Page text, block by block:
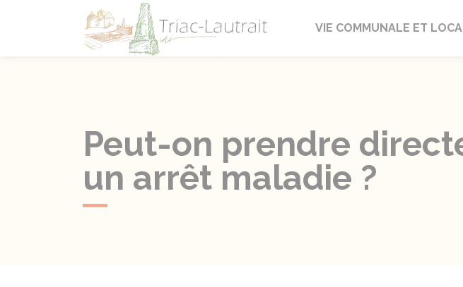
Triac-Lautrait
VIE COMMUNALE ET
Peut-on prendre
un arrêt maladie ?